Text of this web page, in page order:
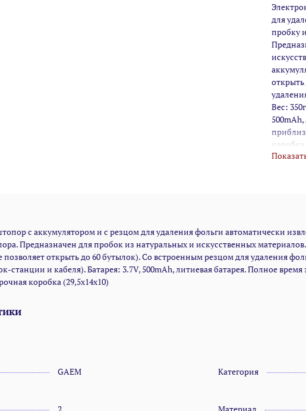
для
пробку
Вес:
коробка
с аккумулятором и с резцом для удаления фольги автоматически
Предназначен для пробок из натуральных и искусственных
позволяет открыть до 60 бутылок). Со встроенным резцом для удаления
станции и кабеля). Батарея: 3.7V, 500mAh, литиевая батарея. Полное
коробка (29,5х14х10)
GAEM Категория
2 Материал